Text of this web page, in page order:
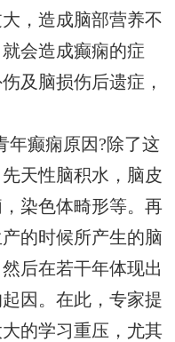
，造成脑部营养不
会造成癫痫的症
及脑损伤后遗症，
年癫痫原因?除了这
天性脑积水，脑皮
染色体畸形等。再
的时候所产生的脑
后在若干年体现出
因。在此，专家提
的学习重压，尤其